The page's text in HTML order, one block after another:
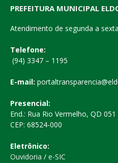
PREFEITURA MUNICIPAL
Atendimento de segunda a
Telefone:
(94) 3347 – 1195
E-mail:
Presencial:
End.: Rua Rio Vermelho, QD
CEP: 68524-000
Eletrônico:
Ouvidoria / e-SIC